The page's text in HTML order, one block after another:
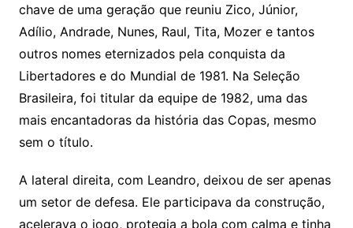
chave de uma geração que reuniu Zico, Júnior,
Adílio, Andrade, Nunes, Raul, Tita, Mozer e tantos
outros nomes eternizados pela conquista da
Libertadores e do Mundial de 1981. Na Seleção
Brasileira, foi titular da equipe de 1982, uma das
mais encantadoras da história das Copas, mesmo
sem o título.
A lateral direita, com Leandro, deixou de ser apenas
um setor de defesa. Ele participava da construção,
acelerava o jogo, protegia a bola com calma e tinha